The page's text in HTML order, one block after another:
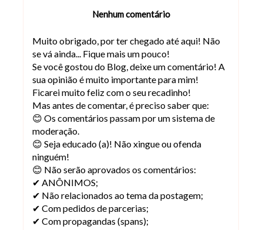
Nenhum comentário
Muito obrigado, por ter chegado até aqui! Não
se vá ainda... Fique mais um pouco!
Se você gostou do Blog, deixe um comentário! A
sua opinião é muito importante para mim!
Ficarei muito feliz com o seu recadinho!
Mas antes de comentar, é preciso saber que:
😊 Os comentários passam por um sistema de
moderação.
😊 Seja educado (a)! Não xingue ou ofenda
ninguém!
😊 Não serão aprovados os comentários:
✔ ANÔNIMOS;
✔ Não relacionados ao tema da postagem;
✔ Com pedidos de parcerias;
✔ Com propagandas (spans);